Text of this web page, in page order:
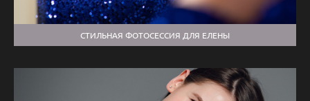
СТИЛЬНАЯ ФОТОСЕССИЯ ДЛЯ ЕЛЕНЫ